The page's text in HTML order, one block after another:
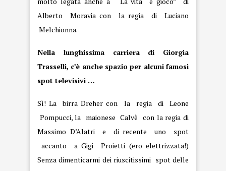
Alberto Moravia con la regia di Luciano
Melchionna.
Nella lunghissima carriera di Giorgia
Trasselli, c’è anche spazio per alcuni famosi
spot televisivi …
Sì! La birra Dreher con la regia di Leone
Pompucci, la maionese Calvè con la regia di
Massimo D’Alatri e di recente uno spot
accanto a Gigi Proietti (ero elettrizzata!)
Senza dimenticarmi dei riuscitissimi spot delle